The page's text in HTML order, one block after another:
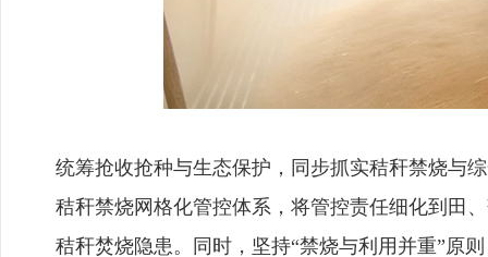
统筹抢收抢种与生态保护，同步抓实秸秆禁烧与
秸秆禁烧网格化管控体系，将管控责任细化到田
秸秆焚烧隐患。同时，坚持“禁烧与利用并重”原